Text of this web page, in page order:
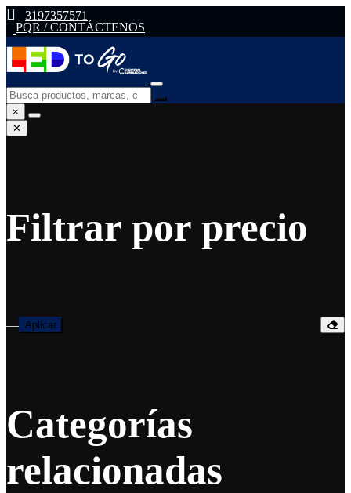
3197357571
PQR / CONTÁCTENOS
×
✕
Filtrar por precio
— Aplicar
Categorías
relacionadas